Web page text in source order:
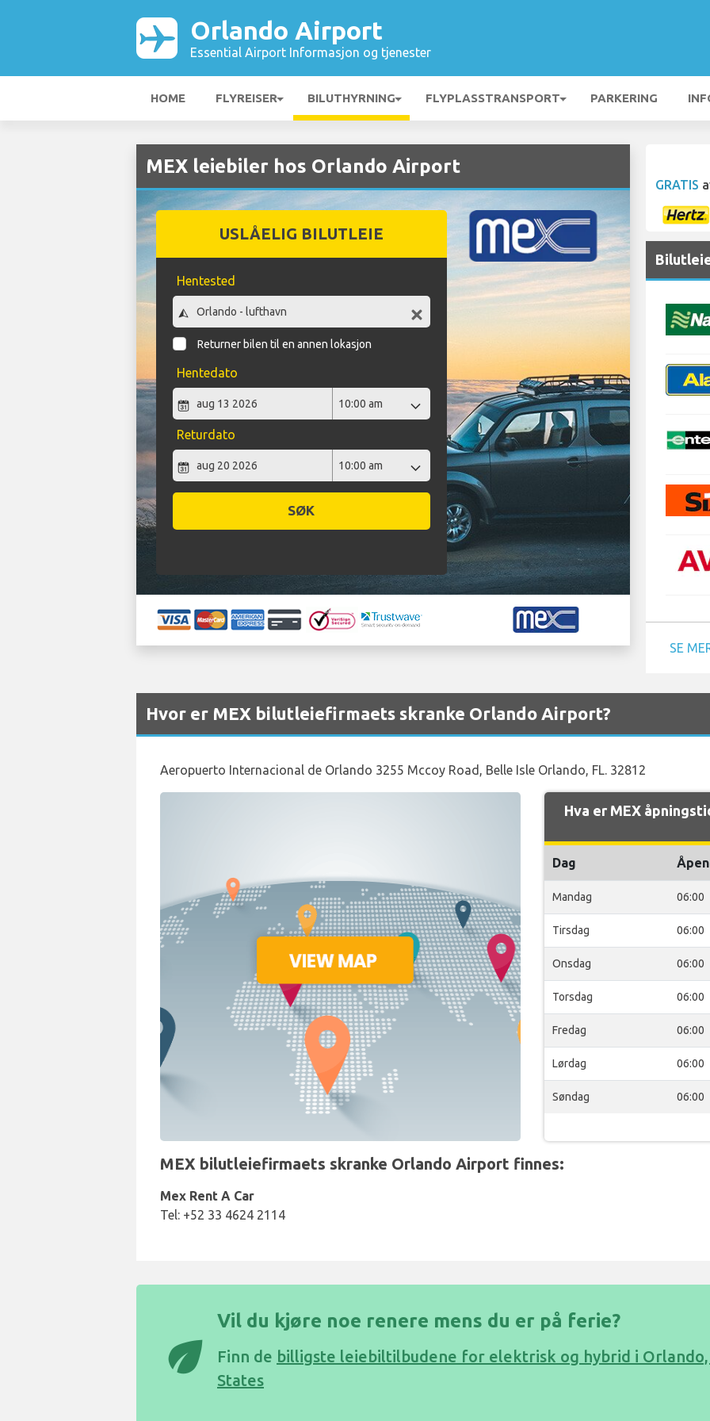
Orlando Airport
Essential Airport Informasjon og tjenester
HOME FLYREISER BILUTHYRNING FLYPLASSTRANSPORT PARKERING
MEX leiebiler hos Orlando Airport
USLÅELIG BILUTLEIE
Hentested
Returner bilen til en annen lokasjon
Hentedato
Returdato
SØK
GRATIS
SE
Hvor er MEX bilutleiefirmaets skranke Orlando Airport?
Aeropuerto Internacional de Orlando 3255 Mccoy Road, Belle Isle Orlando, FL. 32812
Hva er MEX
Dag
Mandag 06:00
Tirsdag 06:00
Onsdag 06:00
Torsdag 06:00
Fredag 06:00
Lørdag 06:00
Søndag 06:00
MEX bilutleiefirmaets skranke Orlando Airport finnes:
Mex Rent A Car
Tel: +52 33 4624 2114
eco
Vil du kjøre noe renere mens du er på ferie?
Finn de billigste leiebiltilbudene for elektrisk og hybrid i Orlando,
States